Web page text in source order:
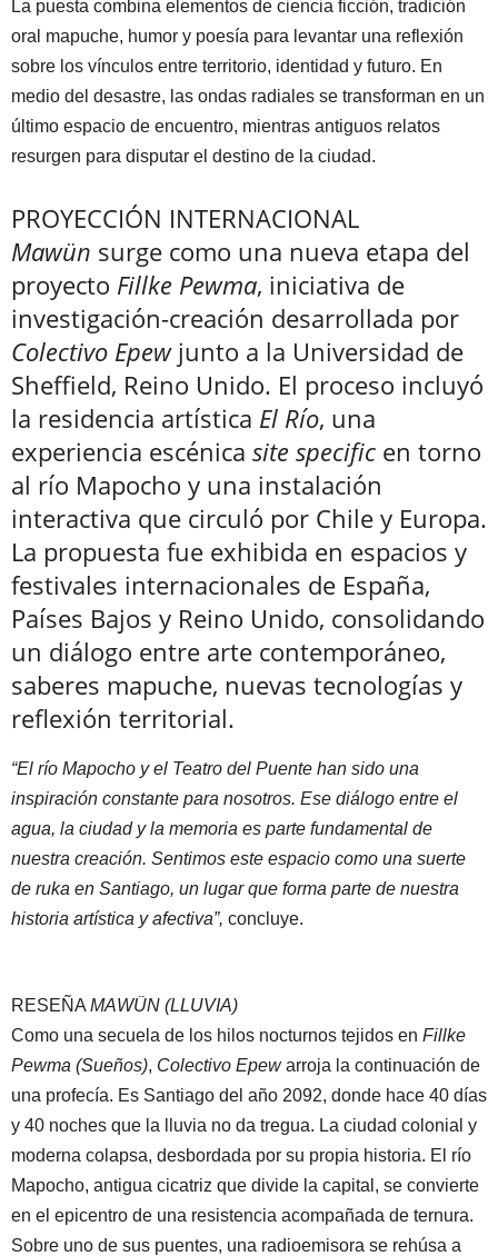
La puesta combina elementos de ciencia ficción, tradición
oral mapuche, humor y poesía para levantar una reflexión
sobre los vínculos entre territorio, identidad y futuro. En
medio del desastre, las ondas radiales se transforman en un
último espacio de encuentro, mientras antiguos relatos
resurgen para disputar el destino de la ciudad.
PROYECCIÓN INTERNACIONAL
Mawün surge como una nueva etapa del
proyecto Fillke Pewma, iniciativa de
investigación-creación desarrollada por
Colectivo Epewjunto a la Universidad de
Sheffield, Reino Unido. El proceso incluyó
la residencia artística El Río, una
experiencia escénica site specific en torno
al río Mapocho y una instalación
interactiva que circuló por Chile y Europa.
La propuesta fue exhibida en espacios y
festivales internacionales de España,
Países Bajos y Reino Unido, consolidando
un diálogo entre arte contemporáneo,
saberes mapuche, nuevas tecnologías y
reflexión territorial.
“El río Mapocho y el Teatro del Puente han sido una
inspiración constante para nosotros. Ese diálogo entre el
agua, la ciudad y la memoria es parte fundamental de
nuestra creación. Sentimos este espacio como una suerte
de ruka en Santiago, un lugar que forma parte de nuestra
historia artística y afectiva”, concluye.
RESEÑA MAWÜN (LLUVIA)
Como una secuela de los hilos nocturnos tejidos en Fillke
Pewma (Sueños), Colectivo Epewarroja la continuación de
una profecía. Es Santiago del año 2092, donde hace 40 días
y 40 noches que la lluvia no da tregua. La ciudad colonial y
moderna colapsa, desbordada por su propia historia. El río
Mapocho, antigua cicatriz que divide la capital, se convierte
en el epicentro de una resistencia acompañada de ternura.
Sobre uno de sus puentes, una radioemisora se rehúsa a